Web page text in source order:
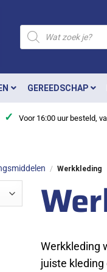
Producten
zoeken
GEREEDSCHAP
✓ Voor 16:00 uur besteld,
/ Werkkleding
Werkkleding
juiste